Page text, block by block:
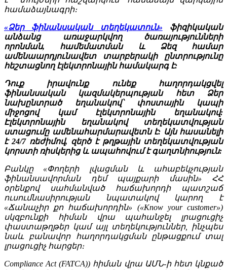
համաձայնագրի։
«Ձեր ֆինանսական տեղեկատուն» ֆիզիկական
անձանց առաջարկվող ծառայությունների
որոնման, համեմատման և Ձեզ համար
ամենաարդյունավետ տարբերակի ընտրությունը
հեշտացնող էլեկտրոնային համակարգ է:
Դուք իրավունք ունեք հաղորդակցվել
ֆինանսական կազմակերպության հետ Ձեր
նախընտրած եղանակով՝ փոստային կապի
միջոցով կամ էլեկտրոնային եղանակով:
Էլեկտրոնային եղանակով տեղեկատվության
ստացումը ամենահարմարավետն է: Այն հասանելի
է 24/7 ռեժիմով, զերծ է թղթային տեղեկատվության
կորստի ռիսկերից և ապահովում է գաղտնիություն:
Բանկը «Փողերի լվացման և ահաբեկչության
ֆինանսավորման դեմ պայքարի մասին» ՀՀ
օրենքով սահմանված հաճախորդի պատշաճ
ուսումնասիրության նպատակով կարող է
«Ճանաչիր քո հաճախորդին» («Know your customer»)
սկզբունքի հիման վրա պահանջել լրացուցիչ
փաստաթղթեր կամ այլ տեղեկություններ, ինչպես
նաև բանավոր հաղորդակցման ընթացքում տալ
լրացուցիչ հարցեր։
Compliance Act (FATCA)) հիման վրա ԱՄՆ-ի հետ կնքած